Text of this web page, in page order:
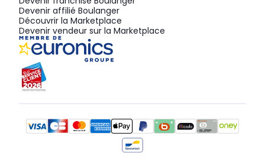
Devenir affilié Boulanger
Découvrir la Marketplace
Devenir vendeur sur la Marketplace